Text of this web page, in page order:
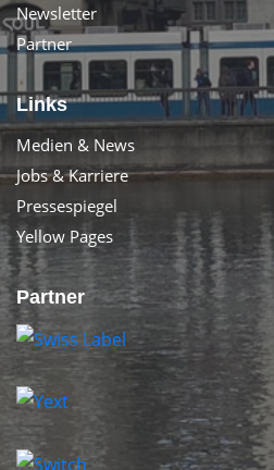
Newsletter
Partner
Links
Medien & News
Jobs & Karriere
Pressespiegel
Yellow Pages
Partner